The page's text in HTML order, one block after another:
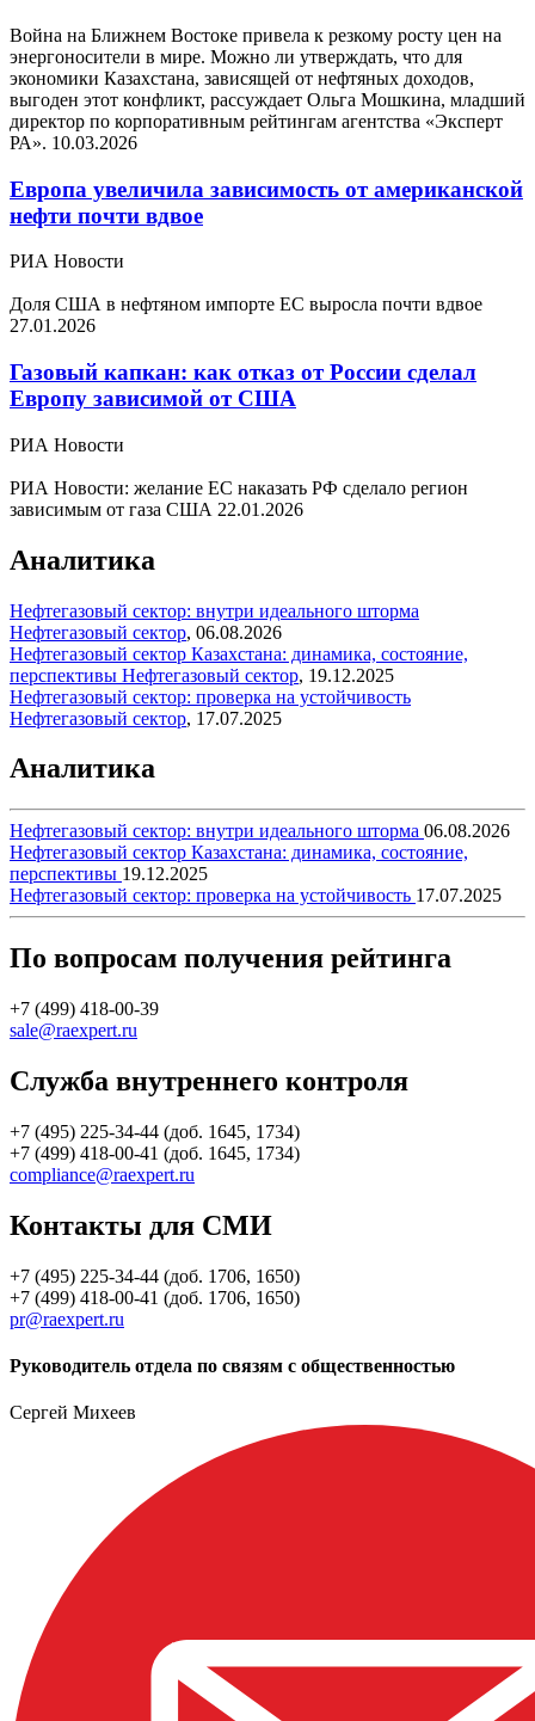
Война на Ближнем Востоке привела к резкому росту цен на
энергоносители в мире. Можно ли утверждать, что для
экономики Казахстана, зависящей от нефтяных доходов,
выгоден этот конфликт, рассуждает Ольга Мошкина, младший
директор по корпоративным рейтингам агентства «Эксперт
РА». 10.03.2026
Европа увеличила зависимость от американской
нефти почти вдвое
РИА Новости
Доля США в нефтяном импорте ЕС выросла почти вдвое
27.01.2026
Газовый капкан: как отказ от России сделал
Европу зависимой от США
РИА Новости
РИА Новости: желание ЕС наказать РФ сделало регион
зависимым от газа США 22.01.2026
Аналитика
Нефтегазовый сектор: внутри идеального шторма
Нефтегазовый сектор, 06.08.2026
Нефтегазовый сектор Казахстана: динамика, состояние,
перспективы Нефтегазовый сектор, 19.12.2025
Нефтегазовый сектор: проверка на устойчивость
Нефтегазовый сектор, 17.07.2025
Аналитика
Нефтегазовый сектор: внутри идеального шторма 06.08.2026
Нефтегазовый сектор Казахстана: динамика, состояние,
перспективы 19.12.2025
Нефтегазовый сектор: проверка на устойчивость 17.07.2025
По вопросам получения рейтинга
+7 (499) 418-00-39
sale@raexpert.ru
Служба внутреннего контроля
+7 (495) 225-34-44 (доб. 1645, 1734)
+7 (499) 418-00-41 (доб. 1645, 1734)
compliance@raexpert.ru
Контакты для СМИ
+7 (495) 225-34-44 (доб. 1706, 1650)
+7 (499) 418-00-41 (доб. 1706, 1650)
pr@raexpert.ru
Руководитель отдела по связям с общественностью
Сергей Михеев